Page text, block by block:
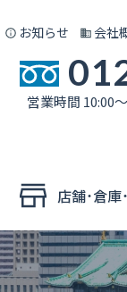
お知らせ 会社
営業時間 10:00